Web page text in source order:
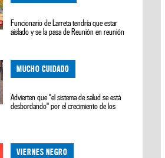
Funcionario de Larreta tendría que estar
aislado y se la pasa de Reunión en reunión
MUCHO CUIDADO
Advierten que "el sistema de salud se está
desbordando" por el crecimiento de los
VIERNES NEGRO